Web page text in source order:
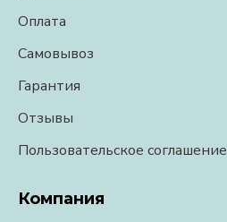
Оплата
Самовывоз
Гарантия
Отзывы
Пользовательское соглашение
Компания